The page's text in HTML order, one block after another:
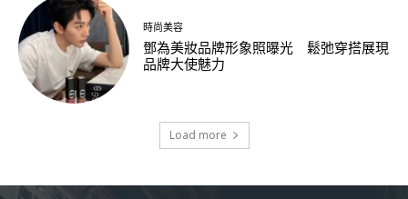
時尚美容
鄧為美妝品牌形象照曝光 鬆弛穿搭展現
品牌大使魅力
Load more